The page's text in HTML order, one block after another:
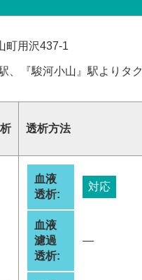
町用沢437-1
、『駿河小山』駅よりタ
透析方法
血液
透析:
対応
血液
濾過
透析:
―